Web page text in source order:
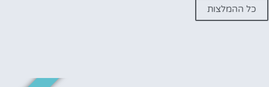
כל ההמלצות